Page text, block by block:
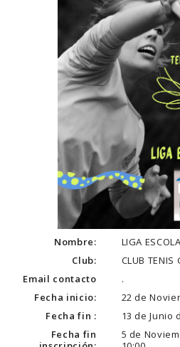
Nombre:
Club:
Email contacto
Fecha inicio:
Fecha fin :
Fecha fin
LIGA
CLUB TENIS
.
22 de
13 de Junio
5 de